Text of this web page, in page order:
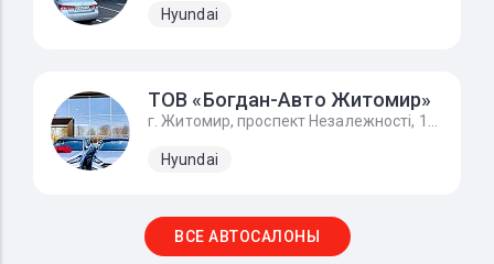
Hyundai
ТОВ «Богдан-Авто Житомир»
Hyundai
ВСЕ АВТОСАЛОНЫ